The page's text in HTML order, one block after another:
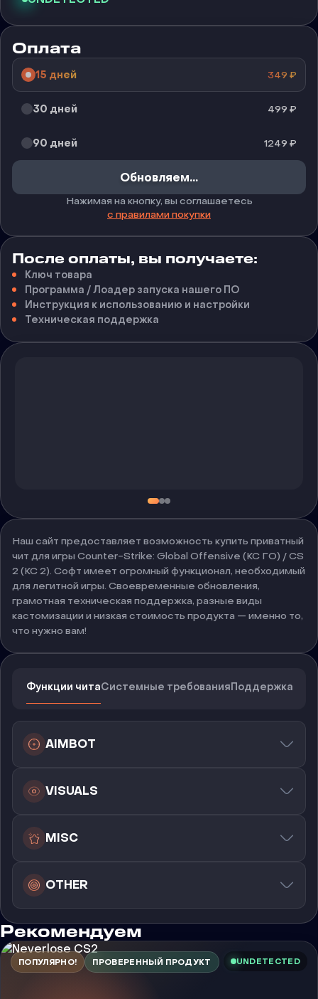
Оплата
15 дней 349 ₽
30 дней 499 ₽
90 дней 1249 ₽
Купить
Нажимая на кнопку, вы соглашаетесь
с правилами покупки
После оплаты, вы получаете:
Ключ товара
Программа / Лоадер запуска нашего ПО
Инструкция к использованию и настройки
Техническая поддержка
Наш сайт предоставляет возможность купить приватный
чит для игры Counter-Strike: Global Offensive (КС ГО) / CS
2 (КС 2). Софт имеет огромный функционал, необходимый
для легитной игры. Своевременные обновления,
грамотная техническая поддержка, разные виды
кастомизации и низкая стоимость продукта — именно то,
что нужно вам!
Функции читаСистемные требованияПоддержка
AIMBOT
VISUALS
MISC
OTHER
Рекомендуем
ПОПУЛЯРНО! ПРОВЕРЕННЫЙ ПРОДУКТ UNDETECTED